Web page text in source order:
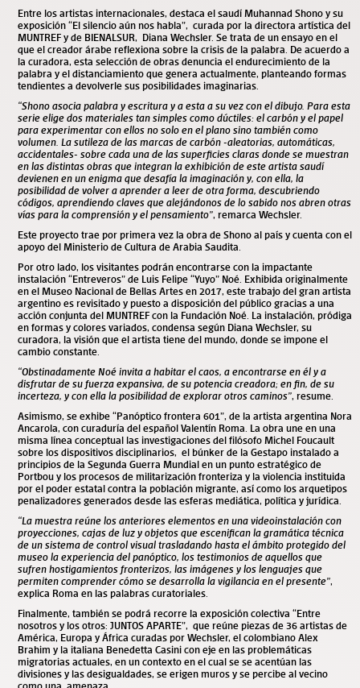
Entre los artistas internacionales, destaca el saudí Muhannad Shono y su
exposición “El silencio aún nos habla”, curada por la directora artística del
MUNTREF y de BIENALSUR, Diana Wechsler. Se trata de un ensayo en el
que el creador árabe reflexiona sobre la crisis de la palabra. De acuerdo a
la curadora, esta selección de obras denuncia el endurecimiento de la
palabra y el distanciamiento que genera actualmente, planteando formas
tendientes a devolverle sus posibilidades imaginarias.
“Shono asocia palabra y escritura y a esta a su vez con el dibujo. Para esta
serie elige dos materiales tan simples como dúctiles: el carbón y el papel
para experimentar con ellos no solo en el plano sino también como
volumen. La sutileza de las marcas de carbón -aleatorias, automáticas,
accidentales- sobre cada una de las superficies claras donde se muestran
en las distintas obras que integran la exhibición de este artista saudí
devienen en un enigma que desafía la imaginación y, con ella, la
posibilidad de volver a aprender a leer de otra forma, descubriendo
códigos, aprendiendo claves que alejándonos de lo sabido nos abren otras
vías para la comprensión y el pensamiento”, remarca Wechsler.
Este proyecto trae por primera vez la obra de Shono al país y cuenta con el
apoyo del Ministerio de Cultura de Arabia Saudita.
Por otro lado, los visitantes podrán encontrarse con la impactante
instalación “Entreveros” de Luis Felipe “Yuyo” Noé. Exhibida originalmente
en el Museo Nacional de Bellas Artes en 2017, este trabajo del gran artista
argentino es revisitado y puesto a disposición del público gracias a una
acción conjunta del MUNTREF con la Fundación Noé. La instalación, pródiga
en formas y colores variados, condensa según Diana Wechsler, su
curadora, la visión que el artista tiene del mundo, donde se impone el
cambio constante.
“Obstinadamente Noé invita a habitar el caos, a encontrarse en él y a
disfrutar de su fuerza expansiva, de su potencia creadora; en fin, de su
incerteza, y con ella la posibilidad de explorar otros caminos”, resume.
Asimismo, se exhibe “Panóptico frontera 601”, de la artista argentina Nora
Ancarola, con curaduría del español Valentín Roma. La obra une en una
misma línea conceptual las investigaciones del filósofo Michel Foucault
sobre los dispositivos disciplinarios, el búnker de la Gestapo instalado a
principios de la Segunda Guerra Mundial en un punto estratégico de
Portbou y los procesos de militarización fronteriza y la violencia instituida
por el poder estatal contra la población migrante, así como los arquetipos
penalizadores generados desde las esferas mediática, política y jurídica.
“La muestra reúne los anteriores elementos en una videoinstalación con
proyecciones, cajas de luz y objetos que escenifican la gramática técnica
de un sistema de control visual trasladando hasta el ámbito protegido del
museo la experiencia del panóptico, los testimonios de aquellos que
sufren hostigamientos fronterizos, las imágenes y los lenguajes que
permiten comprender cómo se desarrolla la vigilancia en el presente”,
explica Roma en las palabras curatoriales.
Finalmente, también se podrá recorre la exposición colectiva “Entre
nosotros y los otros: JUNTOS APARTE”, que reúne piezas de 36 artistas de
América, Europa y África curadas por Wechsler, el colombiano Alex
Brahim y la italiana Benedetta Casini con eje en las problemáticas
migratorias actuales, en un contexto en el cual se se acentúan las
divisiones y las desigualdades, se erigen muros y se percibe al vecino